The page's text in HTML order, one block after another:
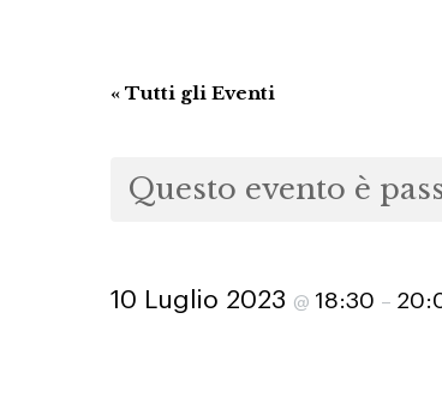
« Tutti gli Eventi
Questo evento è
10 Luglio 2023 @ 18:30 –